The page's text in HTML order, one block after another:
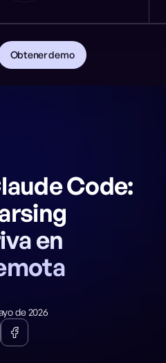
Obtener demo
Code:
en
de 2026